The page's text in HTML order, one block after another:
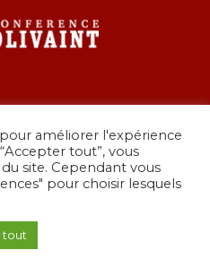
75007 Paris
Olivaint -
améliorer l'expérience
tout”, vous
site. Cependant vous
pour choisir lesquels
tout